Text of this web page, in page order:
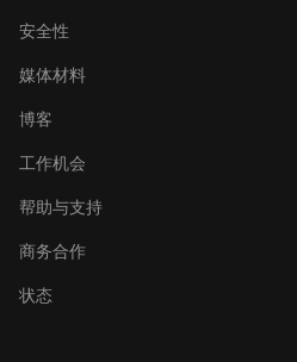
安全性
媒体材料
博客
工作机会
帮助与支持
商务合作
状态